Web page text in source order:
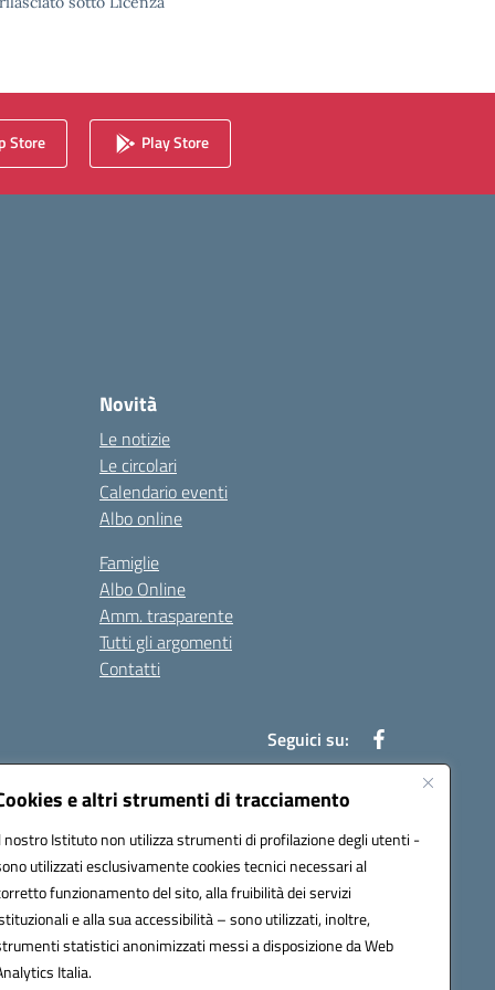
e altri strumenti di tracciamento
nostro Istituto non utilizza strumenti di profilazione degli utenti -
utilizzati esclusivamente cookies tecnici necessari al
funzionamento del sito, alla fruibilità dei servizi
e alla sua accessibilità – sono utilizzati, inoltre,
statistici anonimizzati messi a disposizione da Web
Italia.
Store Play Store
Novità
Le notizie
Le circolari
Calendario eventi
Albo online
Famiglie
Albo Online
Amm. trasparente
Tutti gli argomenti
Contatti
Seguici su: